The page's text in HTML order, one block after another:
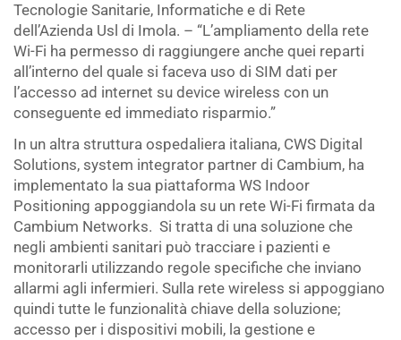
Tecnologie Sanitarie, Informatiche e di Rete
dell’Azienda Usl di Imola. – “L’ampliamento della rete
Wi-Fi ha permesso di raggiungere anche quei reparti
all’interno del quale si faceva uso di SIM dati per
l’accesso ad internet su device wireless con un
conseguente ed immediato risparmio.”
In un altra struttura ospedaliera italiana, CWS Digital
Solutions, system integrator partner di Cambium, ha
implementato la sua piattaforma WS Indoor
Positioning appoggiandola su un rete Wi-Fi firmata da
Cambium Networks. Si tratta di una soluzione che
negli ambienti sanitari può tracciare i pazienti e
monitorarli utilizzando regole specifiche che inviano
allarmi agli infermieri. Sulla rete wireless si appoggiano
quindi tutte le funzionalità chiave della soluzione;
accesso per i dispositivi mobili, la gestione e